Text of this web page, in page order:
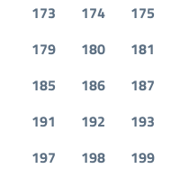
173
174 175
179
180 181
185
186 187
191
192 193
197
198 199